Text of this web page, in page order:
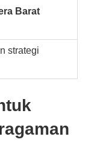
Barat
strategi